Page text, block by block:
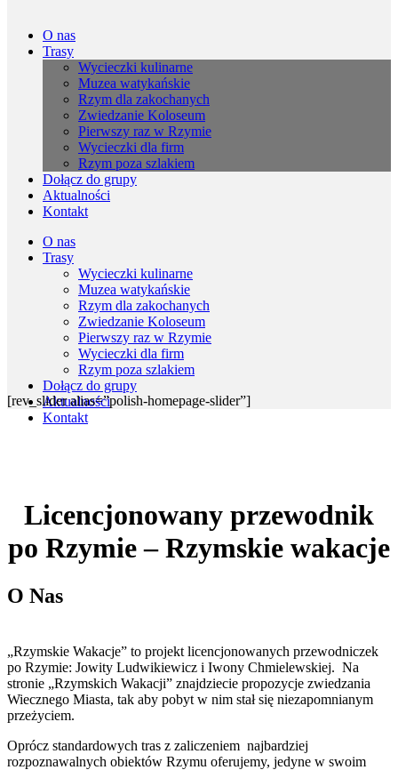
O nas
Trasy
Wycieczki kulinarne
Muzea watykańskie
Rzym dla zakochanych
Zwiedzanie Koloseum
Pierwszy raz w Rzymie
Wycieczki dla firm
Rzym poza szlakiem
Dołącz do grupy
Aktualności
Kontakt
O nas
Trasy
Wycieczki kulinarne
Muzea watykańskie
Rzym dla zakochanych
Zwiedzanie Koloseum
Pierwszy raz w Rzymie
Wycieczki dla firm
Rzym poza szlakiem
Dołącz do grupy
Aktualności
Kontakt
[rev_slider alias=”polish-homepage-slider”]
Licencjonowany przewodnik
po Rzymie – Rzymskie wakacje
O Nas
„Rzymskie Wakacje” to projekt licencjonowanych przewodniczek
po Rzymie: Jowity Ludwikiewicz i Iwony Chmielewskiej. Na
stronie „Rzymskich Wakacji” znajdziecie propozycje zwiedzania
Wiecznego Miasta, tak aby pobyt w nim stał się niezapomnianym
przeżyciem.
Oprócz standardowych tras z zaliczeniem najbardziej
rozpoznawalnych obiektów Rzymu oferujemy, jedyne w swoim